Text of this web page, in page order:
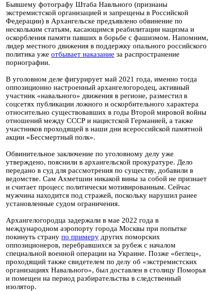
Бывшему фотографу Штаба Навльного (признаны
экстремистской организацией и запрещены в Российской
Федерации) в Архангельске предъявлено обвинение по
нескольким статьям, касающимся реабилитации нацизма и
оскорбления памяти павших в борьбе с фашизмом. Напомним,
лидер местного движения в поддержку опального российского
политика уже отбывает наказание за распространение
порнографии.
В уголовном деле фигурирует май 2021 года, именно тогда
оппозиционно настроенный архангелогородец, активный
участник «навального» движения в регионе, разместил в
соцсетях публикации ложного и оскорбительного характера
относительно существовавших в годы Второй мировой войны
отношений между СССР и нацистской Германией, а также
участников проходящей в наши дни всероссийской памятной
акции «Бессмертный полк».
Обвинительное заключение по уголовному делу уже
утверждено, пояснили в архангельской прокуратуре. Дело
передано в суд для рассмотрения по существу, добавили в
ведомстве. Сам Ахметшин никакой вины за собой не признает
и считает процесс политически мотивированным. Сейчас
мужчина находится под стражей, поскольку нарушил ранее
установленные судом ограничения.
Архангелогородца задержали в мае 2022 года в
международном аэропорту города Москвы при попытке
покинуть страну по примеру других поморских
оппозиционеров, перебравшихся за рубеж с началом
специальной военной операции на Украине. Позже «беглец»,
проходящий также свидетелем по делу об «экстремистских
организациях Навального», был доставлен в столицу Поморья
и помещен на период разбирательства в следственный
изолятор.